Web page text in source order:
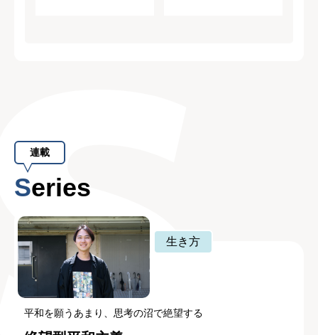
連載
Series
生き方
平和を願うあまり、思考の沼で絶望する